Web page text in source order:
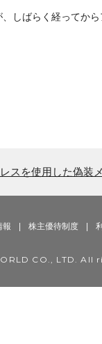
しばらく経ってか
スを使用した偽装
報 株主優待制度
CO., LTD. All